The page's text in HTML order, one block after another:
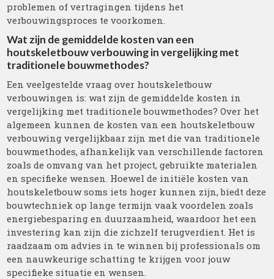
problemen of vertragingen tijdens het
verbouwingsproces te voorkomen.
Wat zijn de gemiddelde kosten van een
houtskeletbouw verbouwing in vergelijking met
traditionele bouwmethodes?
Een veelgestelde vraag over houtskeletbouw
verbouwingen is: wat zijn de gemiddelde kosten in
vergelijking met traditionele bouwmethodes? Over het
algemeen kunnen de kosten van een houtskeletbouw
verbouwing vergelijkbaar zijn met die van traditionele
bouwmethodes, afhankelijk van verschillende factoren
zoals de omvang van het project, gebruikte materialen
en specifieke wensen. Hoewel de initiële kosten van
houtskeletbouw soms iets hoger kunnen zijn, biedt deze
bouwtechniek op lange termijn vaak voordelen zoals
energiebesparing en duurzaamheid, waardoor het een
investering kan zijn die zichzelf terugverdient. Het is
raadzaam om advies in te winnen bij professionals om
een nauwkeurige schatting te krijgen voor jouw
specifieke situatie en wensen.